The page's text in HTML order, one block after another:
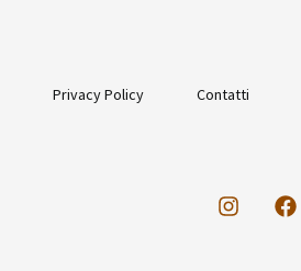
Privacy Policy Contatti